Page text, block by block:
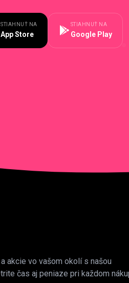
STIAHNUŤ NA
App Store
STIAHNUŤ NA
Google Play
akcie vo vašom okolí s našou
čas aj peniaze pri každom